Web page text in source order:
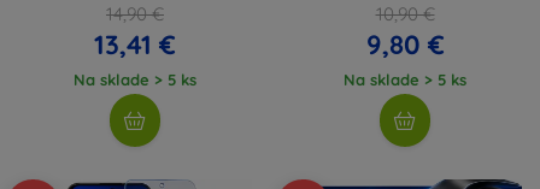
14,90 €
13,41 €
Na sklade > 5 ks
10,90 €
9,80 €
Na sklade > 5 ks